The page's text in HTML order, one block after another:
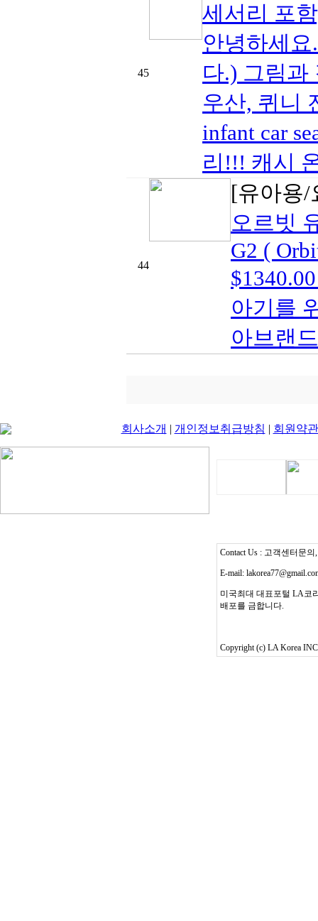
45
세서리 포
안녕하세
다.) 그림과
우산, 퀴니
infant car
리!!! 캐시
44
[유아용
오르빗
G2 (
아기를
아브랜
회사소개 | 개인정보취급방침 | 회원약관
Contact Us : 고객센터문의
E-mail:
미국최대 대표포털 LA코
배포를 금합니다.
Copyright (c) LA Korea